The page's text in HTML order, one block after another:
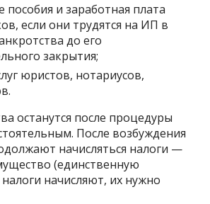
пособия и заработная плата
если они трудятся на ИП в
до его
закрытия;
юристов, нотариусов,
останутся после процедуры
После возбуждения
начисляться налоги —
(единственную
начисляют, их нужно